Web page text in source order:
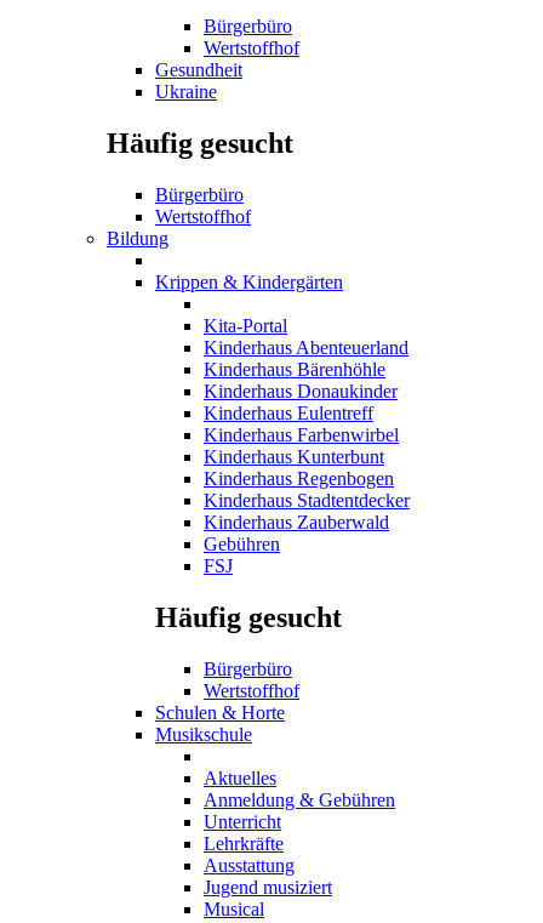
Bürgerbüro
Wertstoffhof
Gesundheit
Ukraine
Häufig gesucht
Bürgerbüro
Wertstoffhof
Bildung
Krippen & Kindergärten
Kita-Portal
Kinderhaus Abenteuerland
Kinderhaus Bärenhöhle
Kinderhaus Donaukinder
Kinderhaus Eulentreff
Kinderhaus Farbenwirbel
Kinderhaus Kunterbunt
Kinderhaus Regenbogen
Kinderhaus Stadtentdecker
Kinderhaus Zauberwald
Gebühren
FSJ
Häufig gesucht
Bürgerbüro
Wertstoffhof
Schulen & Horte
Musikschule
Aktuelles
Anmeldung & Gebühren
Unterricht
Lehrkräfte
Ausstattung
Jugend musiziert
Musical